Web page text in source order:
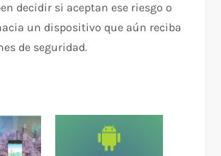
decidir si aceptan ese riesgo o
un dispositivo que aún reciba
de seguridad.